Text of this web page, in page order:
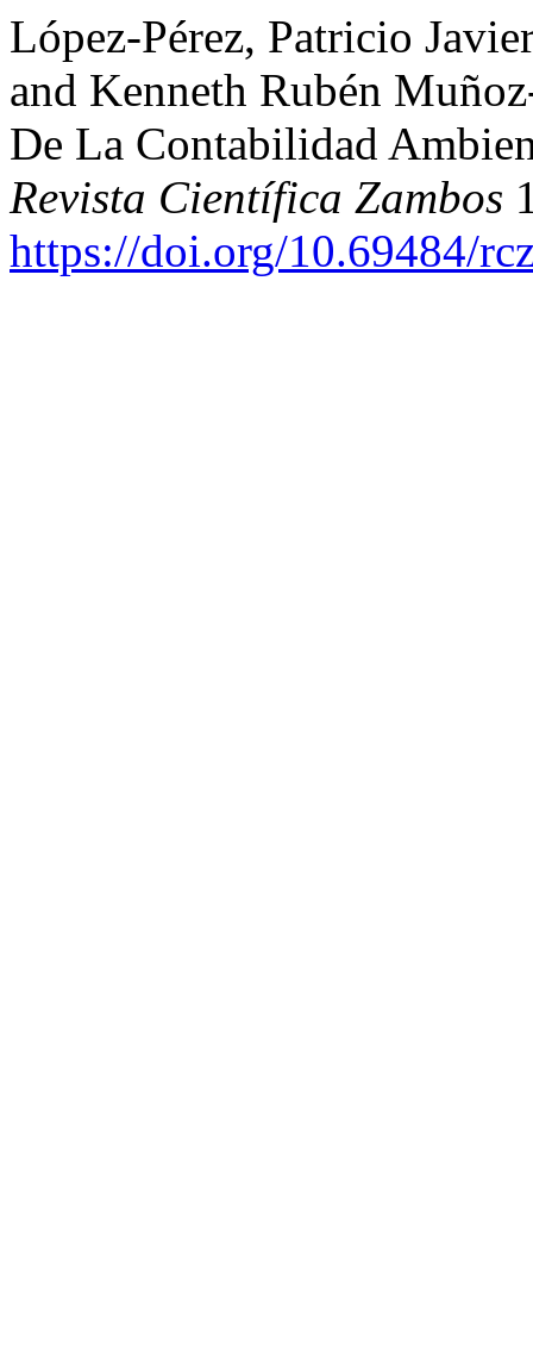
López-Pérez, Patricio
and Kenneth Rubén
De La Contabilidad
Revista Científica Zambos
https://doi.org/10.69484/